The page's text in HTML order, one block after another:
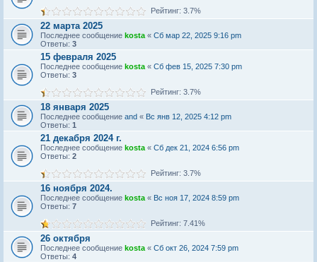
Рейтинг: 3.7%
22 марта 2025
Последнее сообщение kosta « Сб мар 22, 2025 9:16 pm
Ответы: 3
15 февраля 2025
Последнее сообщение kosta « Сб фев 15, 2025 7:30 pm
Ответы: 3
Рейтинг: 3.7%
18 января 2025
Последнее сообщение and « Вс янв 12, 2025 4:12 pm
Ответы: 1
21 декабря 2024 г.
Последнее сообщение kosta « Сб дек 21, 2024 6:56 pm
Ответы: 2
Рейтинг: 3.7%
16 ноября 2024.
Последнее сообщение kosta « Вс ноя 17, 2024 8:59 pm
Ответы: 7
Рейтинг: 7.41%
26 октября
Последнее сообщение kosta « Сб окт 26, 2024 7:59 pm
Ответы: 4